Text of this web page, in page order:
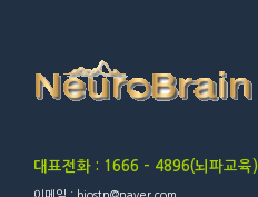
대표전화 : 1666 – 4896(뇌파교육)